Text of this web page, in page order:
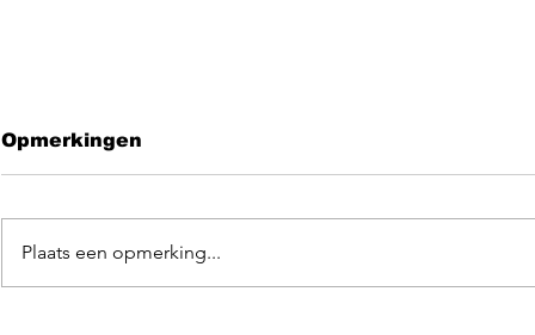
Leave
Opmerkingen
Plaats een opmerking...